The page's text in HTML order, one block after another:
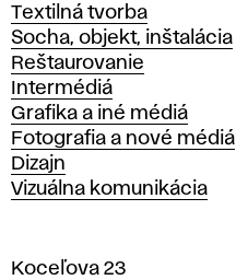
Textilná tvorba
Socha, objekt, inštalácia
Reštaurovanie
Intermédiá
Grafika a iné médiá
Fotografia a nové médiá
Dizajn
Vizuálna komunikácia
Koceľova 23